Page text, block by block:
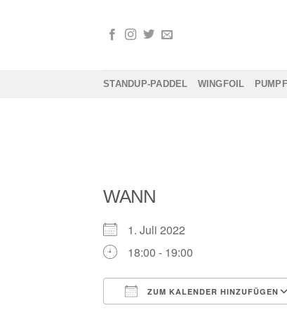
STANDUP-PADDEL WINGFOIL
WANN
1. Juli 2022
18:00 - 19:00
ZUM KALENDER HINZUFÜGEN